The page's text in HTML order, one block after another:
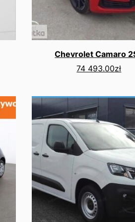
Chevrolet Camaro
74 493.00zł